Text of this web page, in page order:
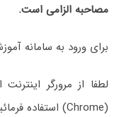
مصاحبه الزامی است.
برای ورود به سامانه
(Chrome) استفاده فرمائید.